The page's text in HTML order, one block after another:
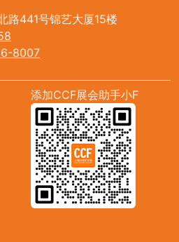
路441号锦艺大厦15楼
8007
添加CCF展会助手小F